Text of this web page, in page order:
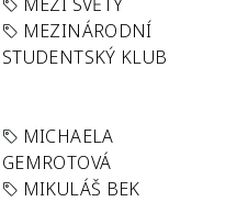
MEZINÁRODNÍ
STUDENTSKÝ KLUB
MICHAELA
GEMROTOVÁ
MIKULÁŠ BEK